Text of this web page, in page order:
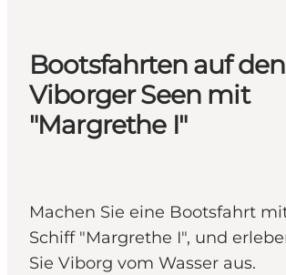
Bootsfahrten auf den
Viborger Seen mit
"Margrethe I"
Machen Sie eine Bootsfahrt
Schiff "Margrethe I", und
Sie Viborg vom Wasser aus.